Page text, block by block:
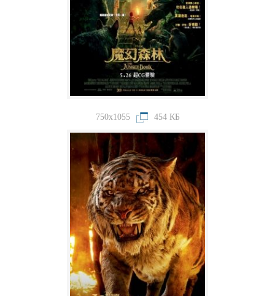
750x1055 454 КБ